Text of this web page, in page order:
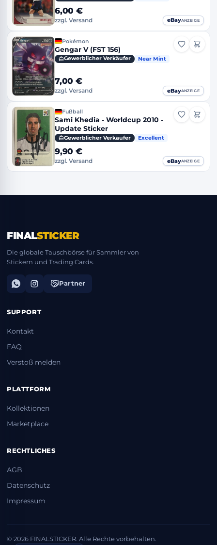
6,00 €
zzgl. Versand eBayANZEIGE
Pokémon
Gengar V (FST 156)
Gewerblicher Verkäufer Near Mint
7,00 €
zzgl. Versand eBayANZEIGE
Fußball
Sami Khedia - Worldcup 2010 -
Update Sticker
Gewerblicher Verkäufer Excellent
9,90 €
zzgl. Versand eBayANZEIGE
FINALSTICKER
Die globale Tauschbörse für Sammler von
Stickern und Trading Cards.
Partner
SUPPORT
Kontakt
FAQ
Verstoß melden
PLATTFORM
Kollektionen
Marketplace
RECHTLICHES
AGB
Datenschutz
Impressum
© 2026 FINALSTICKER. Alle Rechte vorbehalten.